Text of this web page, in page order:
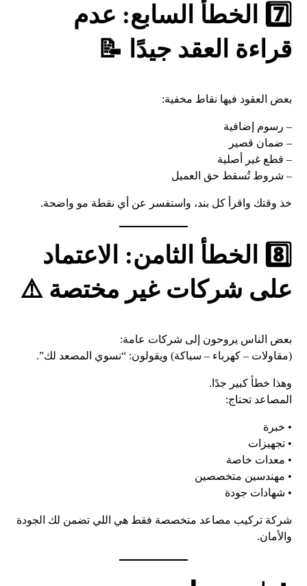
7️⃣ الخطأ السابع: عدم
قراءة العقد جيدًا 📝
بعض العقود فيها نقاط مخفية:
– رسوم إضافية
– ضمان قصير
– قطع غير أصلية
– شروط تُسقط حق العميل
خذ وقتك واقرأ كل بند، واستفسر عن أي نقطة مو واضحة.
8️⃣ الخطأ الثامن: الاعتماد
على شركات غير مختصة ⚠️
بعض الناس يروحون إلى شركات عامة:
(مقاولات – كهرباء – سباكة) ويقولون: “نسوي المصعد لك”.
وهذا خطأ كبير جدًا.
المصاعد تحتاج:
• خبرة
• تجهيزات
• معدات خاصة
• مهندسين متخصصين
• شهادات جودة
شركة تركيب مصاعد متخصصة فقط هي اللي تضمن لك الجودة
والأمان.